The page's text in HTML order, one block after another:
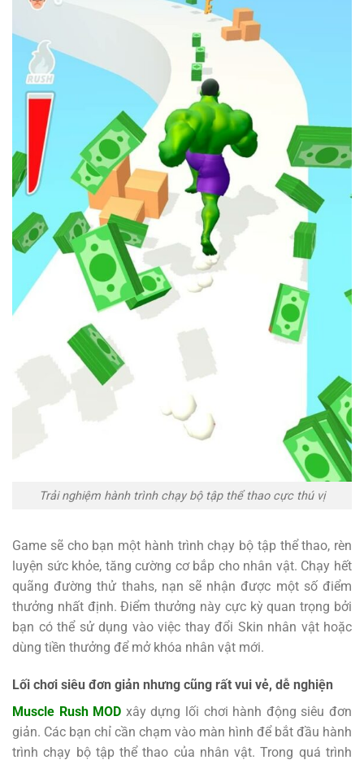
Trải nghiệm hành trình chạy bộ tập thể thao cực thú vị
Game sẽ cho bạn một hành trình chạy bộ tập thể thao, rèn
luyện sức khỏe, tăng cường cơ bắp cho nhân vật. Chạy hết
quãng đường thử thahs, nạn sẽ nhận được một số điểm
thưởng nhất định. Điểm thưởng này cực kỳ quan trọng bởi
bạn có thể sử dụng vào việc thay đổi Skin nhân vật hoặc
dùng tiền thưởng để mở khóa nhân vật mới.
Lối chơi siêu đơn giản nhưng cũng rất vui vẻ, dễ nghiện
Muscle Rush MOD xây dựng lối chơi hành động siêu đơn
giản. Các bạn chỉ cần chạm vào màn hình để bắt đầu hành
trình chạy bộ tập thể thao của nhân vật. Trong quá trình